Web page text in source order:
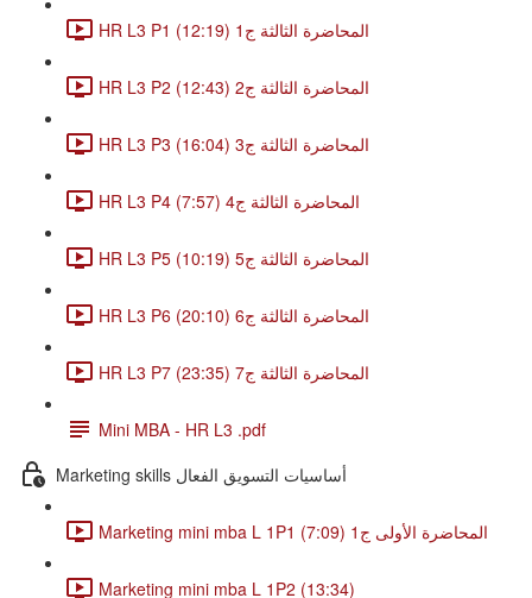
HR L3 P1 المحاضرة الثالثة ج1 (12:19)
HR L3 P2 المحاضرة الثالثة ج2 (12:43)
HR L3 P3 المحاضرة الثالثة ج3 (16:04)
HR L3 P4 المحاضرة الثالثة ج4 (7:57)
HR L3 P5 المحاضرة الثالثة ج5 (10:19)
HR L3 P6 المحاضرة الثالثة ج6 (20:10)
HR L3 P7 المحاضرة الثالثة ج7 (23:35)
Mini MBA - HR L3 .pdf
Marketing skills أساسيات التسويق الفعال
Marketing mini mba L 1P1 المحاضرة الأولى ج1 (7:09)
Marketing mini mba L 1P2 (13:34)